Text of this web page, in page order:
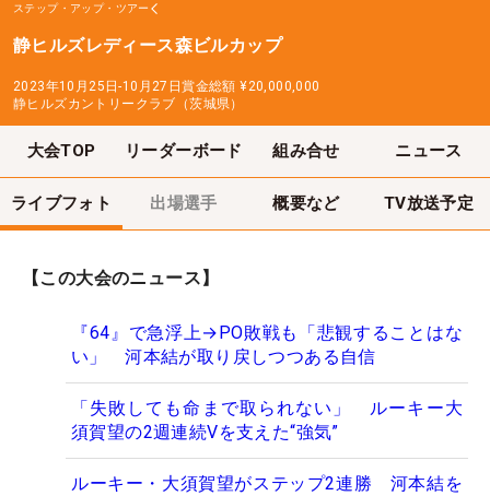
ステップ・アップ・ツアー
静ヒルズレディース森ビルカップ
2023年10月25日-10月27日賞金総額 ¥20,000,000
静ヒルズカントリークラブ（茨城県）
大会TOP リーダーボード 組み合せ ニュース
ライブフォト 出場選手 概要など TV放送予定
【この大会のニュース】
『64』で急浮上→PO敗戦も「悲観することはな
い」 河本結が取り戻しつつある自信
「失敗しても命まで取られない」 ルーキー大
須賀望の2週連続Vを支えた“強気”
ルーキー・大須賀望がステップ2連勝 河本結を